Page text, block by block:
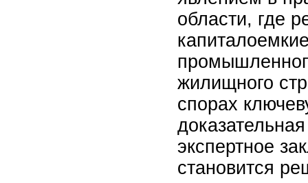
области, где
жилищного
спорах
экспертное
становится